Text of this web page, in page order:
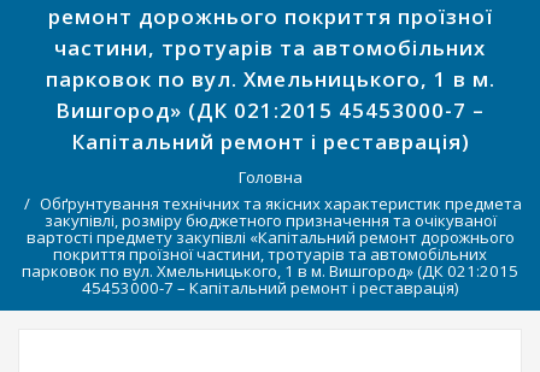
ремонт дорожнього покриття проїзної
частини, тротуарів та автомобільних
парковок по вул. Хмельницького, 1 в м.
Вишгород» (ДК 021:2015 45453000-7 –
Капітальний ремонт і реставрація)
Головна
Обґрунтування технічних та якісних характеристик предмета
закупівлі, розміру бюджетного призначення та очікуваної
вартості предмету закупівлі «Капітальний ремонт дорожнього
покриття проїзної частини, тротуарів та автомобільних
парковок по вул. Хмельницького, 1 в м. Вишгород» (ДК 021:2015
45453000-7 – Капітальний ремонт і реставрація)